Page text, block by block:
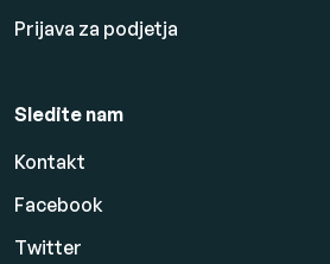
Prijava za podjetja
Sledite nam
Kontakt
Facebook
Twitter